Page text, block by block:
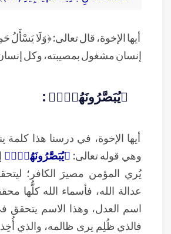
أيها الإخوة، قال تعالى: ﴿وَلَا
إنسان مشغول بمصيبته، وكل
﴿يُبَصَّرُونَهُمۡۚ﴾ :
أيها الإخوة، في درسنا هذا كلمة
وهي قوله تعالى: ﴿يُبَصَّرُونَهُمۡۚ﴾
يُري المؤمن مصيرَ الكافر؛
عدالة الله، فأسماء الله كلُّها
اسم العدل، وهذا الاسم يتحقق
فالذي ظُلِم يرى ظالمه، والذي